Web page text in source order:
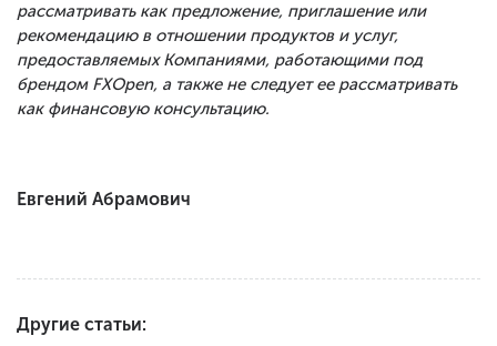
рассматривать как предложение, приглашение или
рекомендацию в отношении продуктов и услуг,
предоставляемых Компаниями, работающими под
брендом FXOpen, а также не следует ее рассматривать
как финансовую консультацию.
Евгений Абрамович
Другие статьи: